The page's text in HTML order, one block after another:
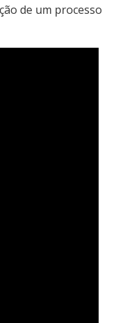
de um processo